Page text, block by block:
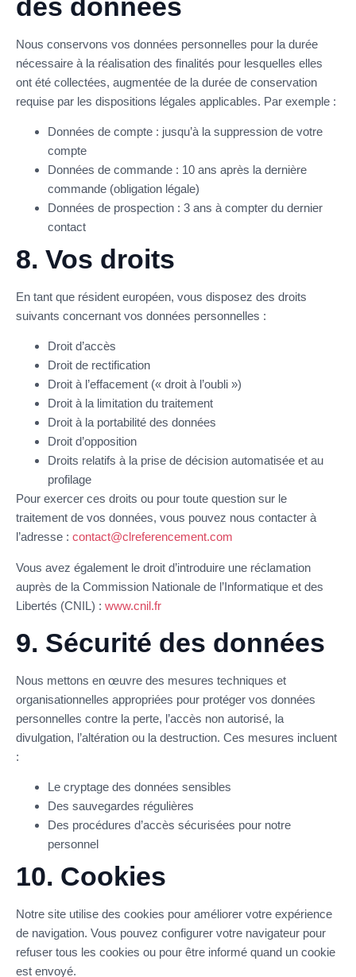
Nous conservons vos données personnelles pour la durée
nécessaire à la réalisation des finalités pour lesquelles elles
ont été collectées, augmentée de la durée de conservation
requise par les dispositions légales applicables. Par exemple :
Données de compte : jusqu’à la suppression de votre
compte
Données de commande : 10 ans après la dernière
commande (obligation légale)
Données de prospection : 3 ans à compter du dernier
contact
8. Vos droits
En tant que résident européen, vous disposez des droits
suivants concernant vos données personnelles :
Droit d’accès
Droit de rectification
Droit à l’effacement (« droit à l’oubli »)
Droit à la limitation du traitement
Droit à la portabilité des données
Droit d’opposition
Droits relatifs à la prise de décision automatisée et au
profilage
Pour exercer ces droits ou pour toute question sur le
traitement de vos données, vous pouvez nous contacter à
l’adresse : contact@clreferencement.com
Vous avez également le droit d’introduire une réclamation
auprès de la Commission Nationale de l’Informatique et des
Libertés (CNIL) : www.cnil.fr
9. Sécurité des données
Nous mettons en œuvre des mesures techniques et
organisationnelles appropriées pour protéger vos données
personnelles contre la perte, l’accès non autorisé, la
divulgation, l’altération ou la destruction. Ces mesures incluent
:
Le cryptage des données sensibles
Des sauvegardes régulières
Des procédures d’accès sécurisées pour notre
personnel
10. Cookies
Notre site utilise des cookies pour améliorer votre expérience
de navigation. Vous pouvez configurer votre navigateur pour
refuser tous les cookies ou pour être informé quand un cookie
est envoyé.